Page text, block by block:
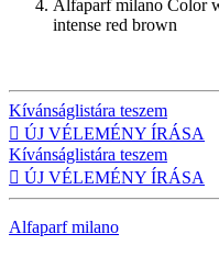
Alfaparf milano Color
intense red brown
Kívánságlistára teszem
 ÚJ VÉLEMÉNY ÍRÁSA
Kívánságlistára teszem
 ÚJ VÉLEMÉNY ÍRÁSA
Alfaparf milano